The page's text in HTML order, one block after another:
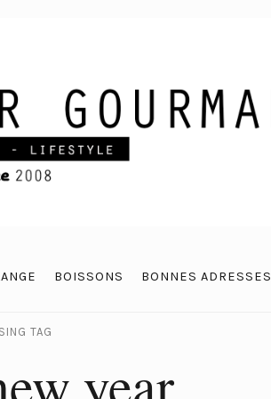
BOISSONS BONNES ADRESSES
TAG
year